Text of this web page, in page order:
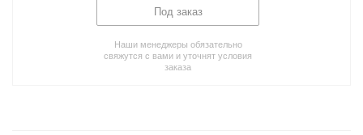
Под заказ
Наши менеджеры обязательно
свяжутся с вами и уточнят условия
заказа